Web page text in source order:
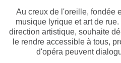
Au creux de l'oreille, fondée
musique lyrique et art de
direction artistique, souhaite
le rendre accessible à tous,
d'opéra peuvent